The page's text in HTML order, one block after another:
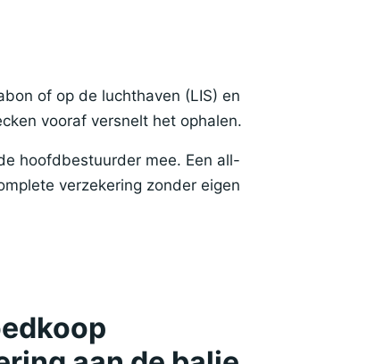
of op de luchthaven (LIS) en
vooraf versnelt het ophalen.
hoofdbestuurder mee. Een all-
verzekering zonder eigen